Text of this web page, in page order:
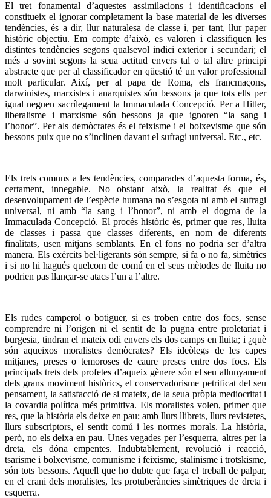
El tret fonamental d’aquestes assimilacions i identificacions el
constitueix el ignorar completament la base material de les diverses
tendències, és a dir, llur naturalesa de classe i, per tant, llur paper
històric objectiu. Em compte d’això, es valoren i classifiquen les
distintes tendències segons qualsevol indici exterior i secundari; el
més a sovint segons la seua actitud envers tal o tal altre principi
abstracte que per al classificador en qüestió té un valor professional
molt particular. Així, per al papa de Roma, els francmaçons,
darwinistes, marxistes i anarquistes són bessons ja que tots ells per
igual neguen sacrílegament la Immaculada Concepció. Per a Hitler,
liberalisme i marxisme són bessons ja que ignoren “la sang i
l’honor”. Per als demòcrates és el feixisme i el bolxevisme que són
bessons puix que no s’inclinen davant el sufragi universal. Etc., etc.
Els trets comuns a les tendències, comparades d’aquesta forma, és,
certament, innegable. No obstant això, la realitat és que el
desenvolupament de l’espècie humana no s’esgota ni amb el sufragi
universal, ni amb “la sang i l’honor”, ni amb el dogma de la
Immaculada Concepció. El procés històric és, primer que res, lluita
de classes i passa que classes diferents, en nom de diferents
finalitats, usen mitjans semblants. En el fons no podria ser d’altra
manera. Els exèrcits bel·ligerants són sempre, si fa o no fa, simètrics
i si no hi hagués quelcom de comú en el seus mètodes de lluita no
podrien pas llançar-se atacs l’un a l’altre.
Els rudes camperol o botiguer, si es troben entre dos focs, sense
comprendre ni l’origen ni el sentit de la pugna entre proletariat i
burgesia, tindran el mateix odi envers els dos camps en lluita; i ¿què
són aqueixos moralistes demòcrates? Els ideòlegs de les capes
mitjanes, preses o temoroses de caure preses entre dos focs. Els
principals trets dels profetes d’aqueix gènere són el seu allunyament
dels grans moviment històrics, el conservadorisme petrificat del seu
pensament, la satisfacció de si mateix, de la seua pròpia mediocritat i
la covardia política més primitiva. Els moralistes volen, primer que
res, que la història els deixe en pau; amb llurs llibrets, llurs revistetes,
llurs subscriptors, el sentit comú i les normes morals. La història,
però, no els deixa en pau. Unes vegades per l’esquerra, altres per la
dreta, els dóna empentes. Indubtablement, revolució i reacció,
tsarisme i bolxevisme, comunisme i feixisme, stalinisme i trotskisme,
són tots bessons. Aquell que ho dubte que faça el treball de palpar,
en el crani dels moralistes, les protuberàncies simètriques de dreta i
esquerra.